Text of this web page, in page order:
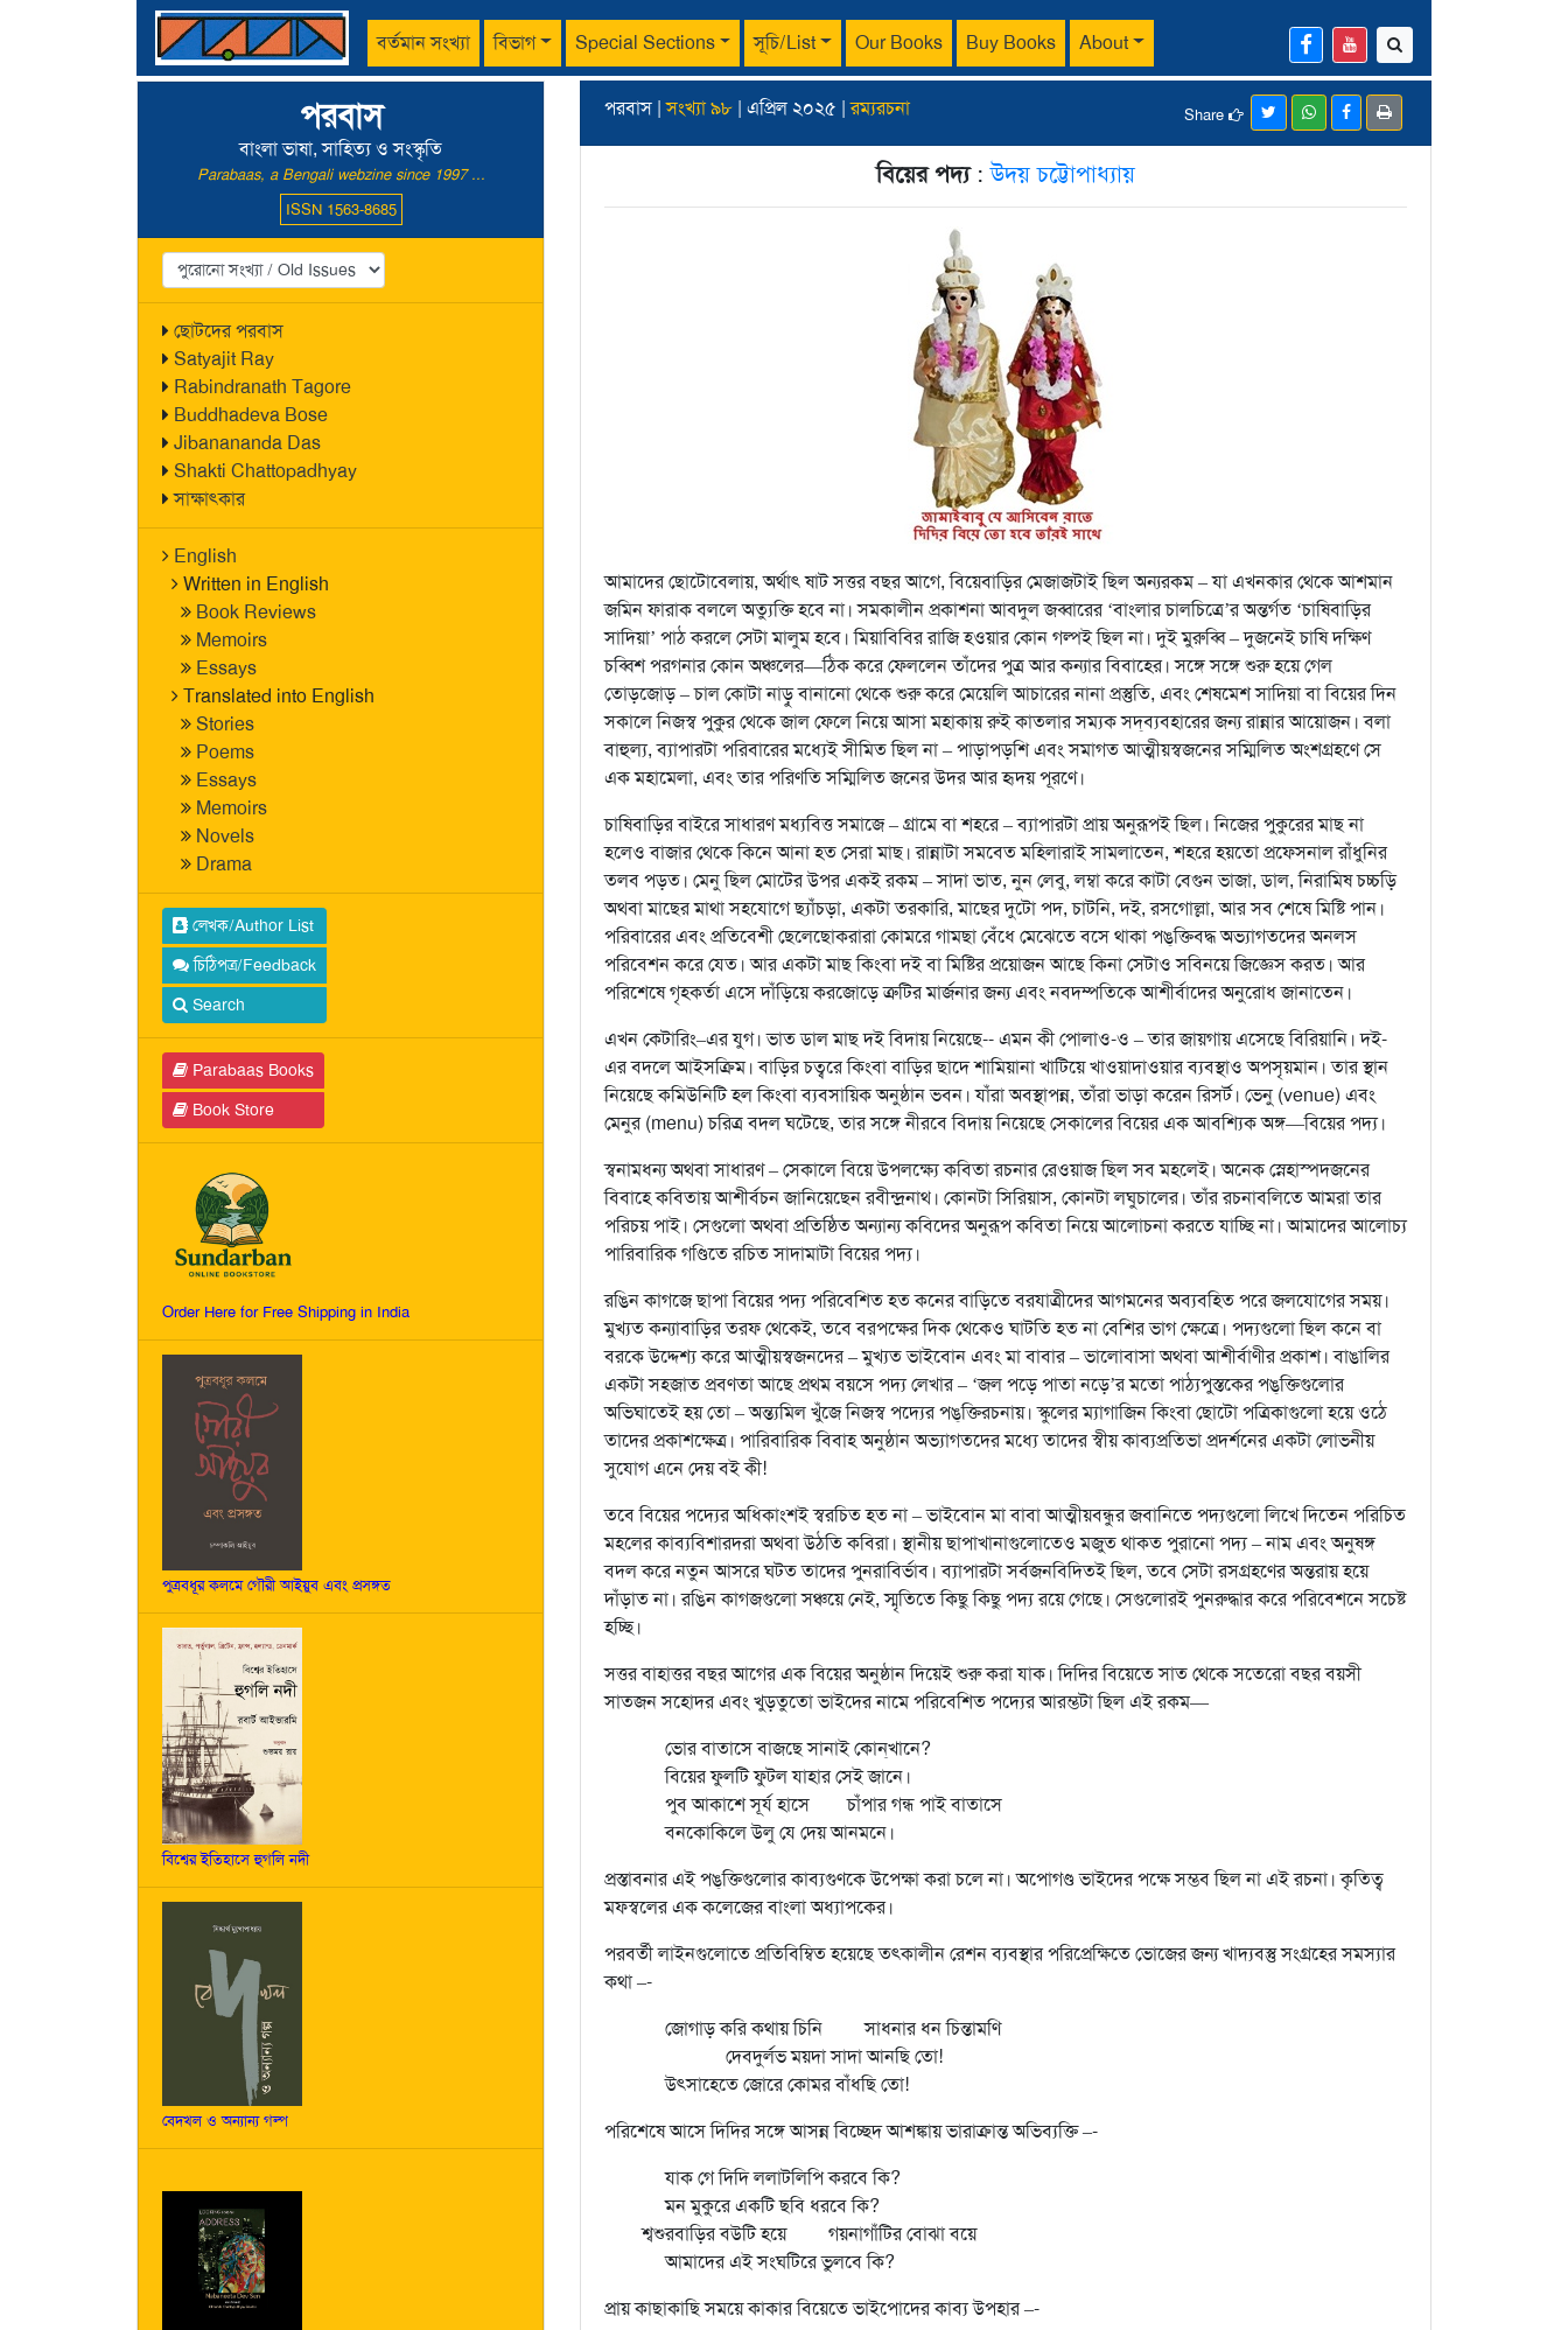
বর্তমান সংখ্যা বিভাগ Special Sections সূচি/List Our Books Buy Books About
পরবাস
বাংলা ভাষা, সাহিত্য ও সংস্কৃতি
Parabaas, a Bengali webzine since 1997 ...
ISSN 1563-8685
ছোটদের পরবাস
Satyajit Ray
Rabindranath Tagore
Buddhadeva Bose
Jibanananda Das
Shakti Chattopadhyay
সাক্ষাৎকার
English
Written in English
Book Reviews
Memoirs
Essays
Translated into English
Stories
Poems
Essays
Memoirs
Novels
Drama
লেখক/Author List
চিঠিপত্র/Feedback
Search
Parabaas Books
Book Store
Order Here for Free Shipping in India
পুত্রবধূর কলমে গৌরী আইয়ুব এবং প্রসঙ্গত
বিশ্বের ইতিহাসে হুগলি নদী
বেদখল ও অন্যান্য গল্প
পরবাস |সংখ্যা ৯৮ | এপ্রিল ২০২৫ |রম্যরচনা Share
বিয়ের পদ্য:উদয় চট্টোপাধ্যায়
আমাদের ছোটোবেলায়, অর্থাৎ ষাট সত্তর বছর আগে, বিয়েবাড়ির মেজাজটাই ছিল অন্যরকম – যা এখনকার থেকে আশমান
জমিন ফারাক বললে অত্যুক্তি হবে না। সমকালীন প্রকাশনা আবদুল জব্বারের ‘বাংলার চালচিত্রে’র অন্তর্গত ‘চাষিবাড়ির
সাদিয়া’ পাঠ করলে সেটা মালুম হবে। মিয়াবিবির রাজি হওয়ার কোন গল্পই ছিল না। দুই মুরুব্বি – দুজনেই চাষি দক্ষিণ
চব্বিশ পরগনার কোন অঞ্চলের—ঠিক করে ফেললেন তাঁদের পুত্র আর কন্যার বিবাহের। সঙ্গে সঙ্গে শুরু হয়ে গেল
তোড়জোড় – চাল কোটা নাড়ু বানানো থেকে শুরু করে মেয়েলি আচারের নানা প্রস্তুতি, এবং শেষমেশ সাদিয়া বা বিয়ের দিন
সকালে নিজস্ব পুকুর থেকে জাল ফেলে নিয়ে আসা মহাকায় রুই কাতলার সম্যক সদ্‌ব্যবহারের জন্য রান্নার আয়োজন। বলা
বাহুল্য, ব্যাপারটা পরিবারের মধ্যেই সীমিত ছিল না – পাড়াপড়শি এবং সমাগত আত্মীয়স্বজনের সম্মিলিত অংশগ্রহণে সে
এক মহামেলা, এবং তার পরিণতি সম্মিলিত জনের উদর আর হৃদয় পূরণে।
চাষিবাড়ির বাইরে সাধারণ মধ্যবিত্ত সমাজে – গ্রামে বা শহরে – ব্যাপারটা প্রায় অনুরূপই ছিল। নিজের পুকুরের মাছ না
হলেও বাজার থেকে কিনে আনা হত সেরা মাছ। রান্নাটা সমবেত মহিলারাই সামলাতেন, শহরে হয়তো প্রফেসনাল রাঁধুনির
তলব পড়ত। মেনু ছিল মোটের উপর একই রকম – সাদা ভাত, নুন লেবু, লম্বা করে কাটা বেগুন ভাজা, ডাল, নিরামিষ চচ্চড়ি
অথবা মাছের মাথা সহযোগে ছ্যাঁচড়া, একটা তরকারি, মাছের দুটো পদ, চাটনি, দই, রসগোল্লা, আর সব শেষে মিষ্টি পান।
পরিবারের এবং প্রতিবেশী ছেলেছোকরারা কোমরে গামছা বেঁধে মেঝেতে বসে থাকা পঙ্‌ক্তিবদ্ধ অভ্যাগতদের অনলস
পরিবেশন করে যেত। আর একটা মাছ কিংবা দই বা মিষ্টির প্রয়োজন আছে কিনা সেটাও সবিনয়ে জিজ্ঞেস করত। আর
পরিশেষে গৃহকর্তা এসে দাঁড়িয়ে করজোড়ে ত্রুটির মার্জনার জন্য এবং নবদম্পতিকে আশীর্বাদের অনুরোধ জানাতেন।
এখন কেটারিং–এর যুগ। ভাত ডাল মাছ দই বিদায় নিয়েছে-- এমন কী পোলাও-ও – তার জায়গায় এসেছে বিরিয়ানি। দই-
এর বদলে আইসক্রিম। বাড়ির চত্বরে কিংবা বাড়ির ছাদে শামিয়ানা খাটিয়ে খাও‍য়াদাওয়ার ব্যবস্থাও অপসৃয়মান। তার স্থান
নিয়েছে কমিউনিটি হল কিংবা ব্যবসায়িক অনুষ্ঠান ভবন। যাঁরা অবস্থাপন্ন, তাঁরা ভাড়া করেন রিসর্ট। ভেনু (venue) এবং
মেনুর (menu) চরিত্র বদল ঘটেছে, তার সঙ্গে নীরবে বিদায় নিয়েছে সেকালের বিয়ের এক আবশ্যিক অঙ্গ—বিয়ের পদ্য।
স্বনামধন্য অথবা সাধারণ – সেকালে বিয়ে উপলক্ষ্যে কবিতা রচনার রেওয়াজ ছিল সব মহলেই। অনেক স্নেহাস্পদজনের
বিবাহে কবিতায় আশীর্বচন জানিয়েছেন রবীন্দ্রনাথ। কোনটা সিরিয়াস, কোনটা লঘুচালের। তাঁর রচনাবলিতে আমরা তার
পরিচয় পাই। সেগুলো অথবা প্রতিষ্ঠিত অন্যান্য কবিদের অনুরূপ কবিতা নিয়ে আলোচনা করতে যাচ্ছি না। আমাদের আলোচ্য
পারিবারিক গণ্ডিতে রচিত সাদামাটা বিয়ের পদ্য।
রঙিন কাগজে ছাপা বিয়ের পদ্য পরিবেশিত হত কনের বাড়িতে বরযাত্রীদের আগমনের অব্যবহিত পরে জলযোগের সময়।
মুখ্যত কন্যাবাড়ির তরফ থেকেই, তবে বরপক্ষের দিক থেকেও ঘাটতি হত না বেশির ভাগ ক্ষেত্রে। পদ্যগুলো ছিল কনে বা
বরকে উদ্দেশ্য করে আত্মীয়স্বজনদের – মুখ্যত ভাইবোন এবং মা বাবার – ভালোবাসা অথবা আশীর্বাণীর প্রকাশ। বাঙালির
একটা সহজাত প্রবণতা আছে প্রথম বয়সে পদ্য লেখার – ‘জল পড়ে পাতা নড়ে’র মতো পাঠ্যপুস্তকের পঙ্‌ক্তিগুলোর
অভিঘাতেই হয় তো – অন্ত্যমিল খুঁজে নিজস্ব পদ্যের পঙ্‌ক্তিরচনায়। স্কুলের ম্যাগাজিন কিংবা ছোটো পত্রিকাগুলো হয়ে ওঠে
তাদের প্রকাশক্ষেত্র। পারিবারিক বিবাহ অনুষ্ঠান অভ্যাগতদের মধ্যে তাদের স্বীয় কাব্যপ্রতিভা প্রদর্শনের একটা লোভনীয়
সুযোগ এনে দেয় বই কী!
তবে বিয়ের পদ্যের অধিকাংশই স্বরচিত হত না – ভাইবোন মা বাবা আত্মীয়বন্ধুর জবানিতে পদ্যগুলো লিখে দিতেন পরিচিত
মহলের কাব্যবিশারদরা অথবা উঠতি কবিরা। স্থানীয় ছাপাখানাগুলোতেও মজুত থাকত পুরানো পদ্য – নাম এবং অনুষঙ্গ
বদল করে নতুন আসরে ঘটত তাদের পুনরাবির্ভাব। ব্যাপারটা সর্বজনবিদিতই ছিল, তবে সেটা রসগ্রহণের অন্তরায় হয়ে
দাঁড়াত না। রঙিন কাগজগুলো সঞ্চয়ে নেই, স্মৃতিতে কিছু কিছু পদ্য রয়ে গেছে। সেগুলোরই পুনরুদ্ধার করে পরিবেশনে সচেষ্ট
হচ্ছি।
সত্তর বাহাত্তর বছর আগের এক বিয়ের অনুষ্ঠান দিয়েই শুরু করা যাক। দিদির বিয়েতে সাত থেকে সতেরো বছর বয়সী
সাতজন সহোদর এবং খুড়তুতো ভাইদের নামে পরিবেশিত পদ্যের আরম্ভটা ছিল এই রকম—
ভোর বাতাসে বাজছে সানাই কোন্‌খানে?
বিয়ের ফুলটি ফুটল যাহার সেই জানে।
পুব আকাশে সূর্য হাসে চাঁপার গন্ধ পাই বাতাসে
বনকোকিলে উলু যে দেয় আনমনে।
প্রস্তাবনার এই পঙ্‌ক্তিগুলোর কাব্যগুণকে উপেক্ষা করা চলে না। অপোগণ্ড ভাইদের পক্ষে সম্ভব ছিল না এই রচনা। কৃতিত্ব
মফস্বলের এক কলেজের বাংলা অধ্যাপকের।
পরবর্তী লাইনগুলোতে প্রতিবিম্বিত হয়েছে তৎকালীন রেশন ব্যবস্থার পরিপ্রেক্ষিতে ভোজের জন্য খাদ্যবস্তু সংগ্রহের সমস্যার
কথা –-
জোগাড় করি কথায় চিনি সাধনার ধন চিন্তামণি
দেবদুর্লভ ময়দা সাদা আনছি তো!
উৎসাহেতে জোরে কোমর বাঁধছি তো!
পরিশেষে আসে দিদির সঙ্গে আসন্ন বিচ্ছেদ আশঙ্কায় ভারাক্রান্ত অভিব্যক্তি –-
যাক গে দিদি ললাটলিপি করবে কি?
মন মুকুরে একটি ছবি ধরবে কি?
শ্বশুরবাড়ির বউটি হয়ে গয়নাগাঁটির বোঝা বয়ে
আমাদের এই সংঘটিরে ভুলবে কি?
প্রায় কাছাকাছি সময়ে কাকার বিয়েতে ভাইপোদের কাব্য উপহার –-